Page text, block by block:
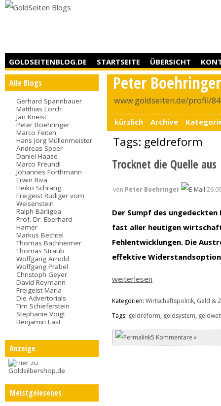
GOLDSEITENBLOG.DE STARTSEITE ÜBERSICHT
Alle Blogs
Gerhard Spannbauer
Matthias Lorch
Jan Kneist
Peter Boehringer
Marco Feiten
Hans Jörg Müllenmeister
Andreas Speer
Daniel Haase
Marco Freundl
Johannes Forthmann
Erwin Riva
Heiko Schrang
Freigeist Rüdiger vom
Weisenstein
Ralph Bärligea
Prof. Dr. Eberhard
Hamer
Markus Bechtel
Thomas Bachheimer
Thomas Straub
Wolfgang Arnold
Wolfgang Prabel
Christoph Geyer
David Reymann
Freigeist Maria
Die Advertorials
Tim Schieferstein
Stephanie Voigt
Benjamin Last
Anzeige
Meistgelesenes
Peter Boehringer
www.goldseiten.de/profil/
kürzlich Archive
Tags: geldreform
Trocknet die Quelle aus
von Peter Boehringer
Der Sumpf des
fast aller heutigen
Fehlentwicklungen. Die
effektive
weiterlesen
Kategorien:Wirtschaftspolitik, Geld &
Tags: geldreform, geldsystem,
5 Kommentare »